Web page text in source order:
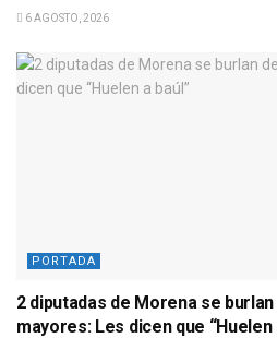
6 AGOSTO, 2026
PORTADA
2 diputadas de Morena se
mayores: Les dicen que “Huelen